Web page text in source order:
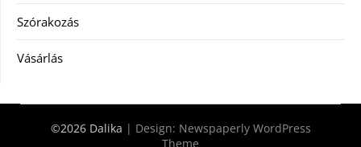
Szórakozás
Vásárlás
©2026 Dalika | Design: Newspaperly WordPress
Theme